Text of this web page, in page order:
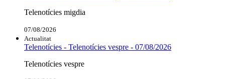
Telenotícies migdia
07/08/2026
Actualitat
Telenotícies - Telenotícies vespre - 07/08/2026
Telenotícies vespre